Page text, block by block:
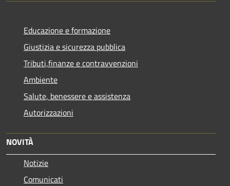
Educazione e formazione
Giustizia e sicurezza pubblica
Tributi,finanze e contravvenzioni
Ambiente
Salute, benessere e assistenza
Autorizzazioni
NOVITÀ
Notizie
Comunicati